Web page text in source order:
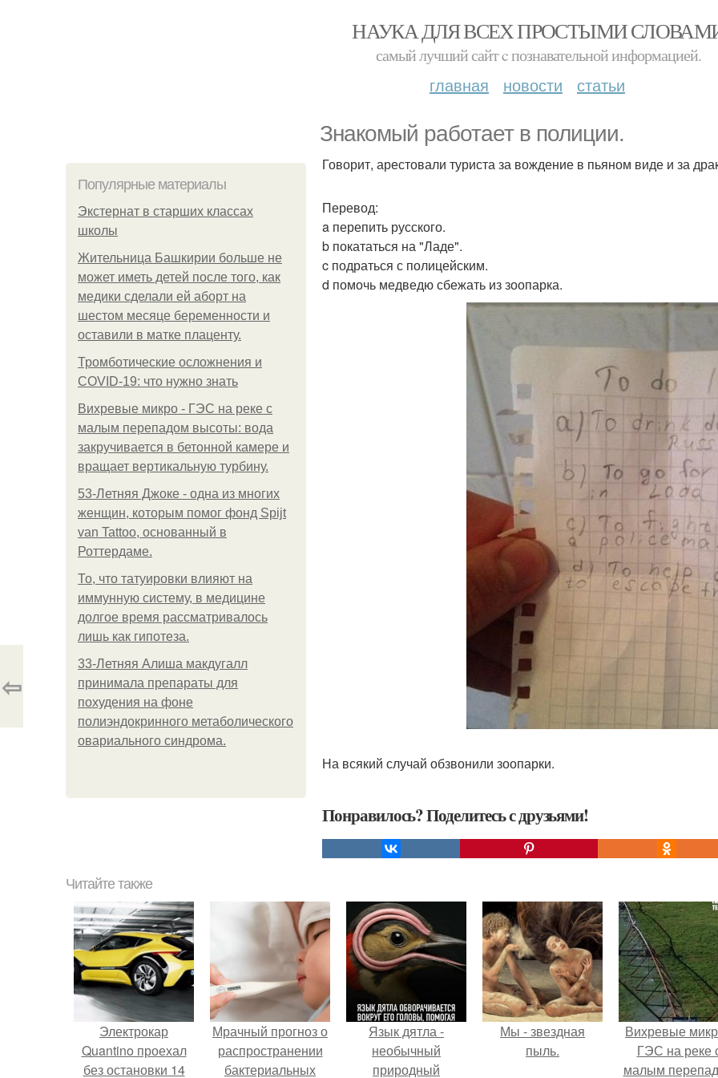
НАУКА ДЛЯ ВСЕХ ПРОСТЫМИ
самый лучший сайт c познавательной информацией.
главная новости статьи
Знакомый работает в полиции.
Популярные материалы
Экстернат в старших классах
школы
Жительница Башкирии больше не
может иметь детей после того, как
медики сделали ей аборт на
шестом месяце беременности и
оставили в матке плаценту.
Тромботические осложнения и
COVID-19: что нужно знать
Вихревые микро - ГЭС на реке с
малым перепадом высоты: вода
закручивается в бетонной камере и
вращает вертикальную турбину.
53-Летняя Джоке - одна из многих
женщин, которым помог фонд Spijt
van Tattoo, основанный в
Роттердаме.
То, что татуировки влияют на
иммунную систему, в медицине
долгое время рассматривалось
лишь как гипотеза.
33-Летняя Алиша макдугалл
принимала препараты для
похудения на фоне
полиэндокринного метаболического
овариального синдрома.
Говорит, арестовали туриста за вождение в пьяном виде и за
Перевод:
a перепить русского.
b покататься на "Ладе".
c подраться с полицейским.
d помочь медведю сбежать из зоопарка.
На всякий случай обзвонили зоопарки.
Понравилось? Поделитесь с друзьями!
⇦
Читайте также
Электрокар
Quantino проехал
без остановки 14
Мрачный прогноз о
распространении
бактериальных
Язык дятла -
необычный
природный
Мы - звездная
пыль.
Вихревые
ГЭС на реке
малым